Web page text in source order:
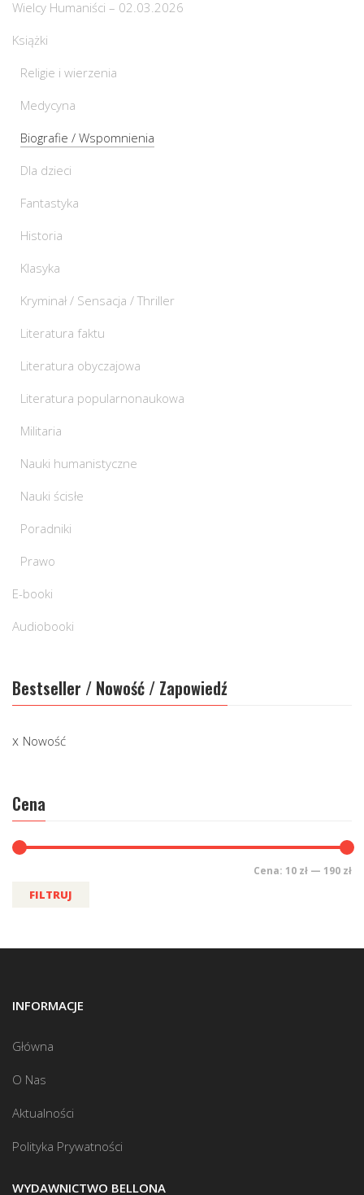
Wielcy Humaniści – 02.03.2026
Książki
Religie i wierzenia
Medycyna
Biografie / Wspomnienia
Dla dzieci
Fantastyka
Historia
Klasyka
Kryminał / Sensacja / Thriller
Literatura faktu
Literatura obyczajowa
Literatura popularnonaukowa
Militaria
Nauki humanistyczne
Nauki ścisłe
Poradniki
Prawo
E-booki
Audiobooki
Bestseller / Nowość / Zapowiedź
Nowość
Cena
FILTRUJ
Cena: 10 zł — 190 zł
INFORMACJE
Główna
O Nas
Aktualności
Polityka Prywatności
WYDAWNICTWO BELLONA